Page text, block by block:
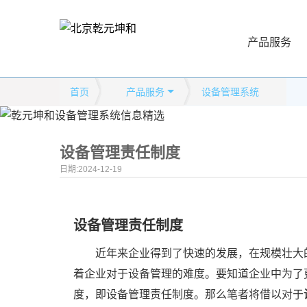
产品服务
首页 产品服务 设备管理系统
设备管理责任制度
日期:2024-12-19
设备管理责任制度
近年来企业得到了快速的发展，在规模壮
着企业对于设备管理的难度。要知道企业中为
度，即设备管理责任制度。那么笔者将借以对于